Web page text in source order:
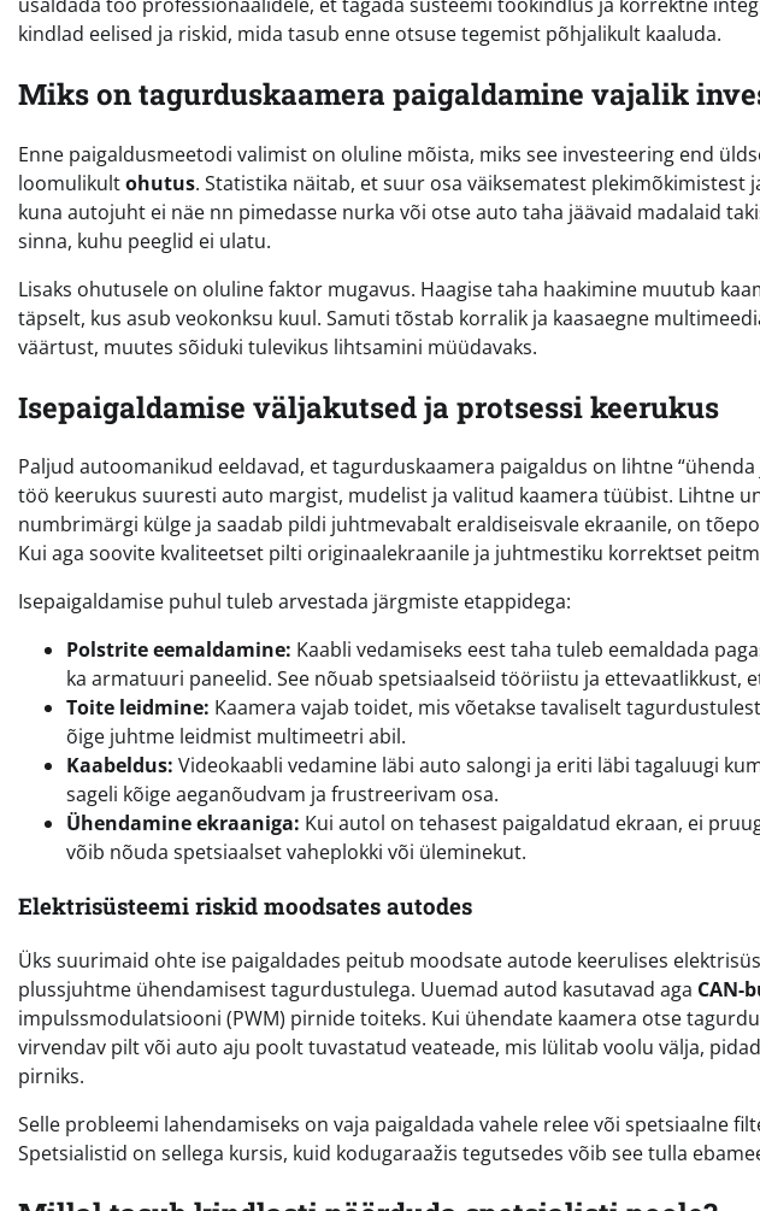
kindlad eelised ja riskid, mida tasub enne otsuse tegemist põhjalikult kaaluda.
Miks on tagurduskaamera paigaldamine vajalik
Enne paigaldusmeetodi valimist on oluline mõista, miks see investeering end
loomulikultohutus. Statistika näitab, et suur osa väiksematest
kuna autojuht ei näe nn pimedasse nurka või otse auto taha jäävaid madalaid
sinna, kuhu peeglid ei ulatu.
Lisaks ohutusele on oluline faktor mugavus. Haagise taha haakimine muutub
täpselt, kus asub veokonksu kuul. Samuti tõstab korralik ja kaasaegne
väärtust, muutes sõiduki tulevikus lihtsamini müüdavaks.
Isepaigaldamise väljakutsed ja protsessi keerukus
Paljud autoomanikud eeldavad, et tagurduskaamera paigaldus on lihtne
töö keerukus suuresti auto margist, mudelist ja valitud kaamera tüübist. Lihtne
numbrimärgi külge ja saadab pildi juhtmevabalt eraldiseisvale ekraanile, on
Kui aga soovite kvaliteetset pilti originaalekraanile ja juhtmestiku korrektset
Isepaigaldamise puhul tuleb arvestada järgmiste etappidega:
Polstrite eemaldamine: Kaabli vedamiseks eest taha tuleb eemaldada
ka armatuuri paneelid. See nõuab spetsiaalseid tööriistu ja ettevaatlikkust,
Toite leidmine: Kaamera vajab toidet, mis võetakse tavaliselt
õige juhtme leidmist multimeetri abil.
Kaabeldus: Videokaabli vedamine läbi auto salongi ja eriti läbi tagaluugi
sageli kõige aeganõudvam ja frustreerivam osa.
Ühendamine ekraaniga: Kui autol on tehasest paigaldatud ekraan, ei
võib nõuda spetsiaalset vaheplokki või üleminekut.
Elektrisüsteemi riskid moodsates autodes
Üks suurimaid ohte ise paigaldades peitub moodsate autode keerulises
plussjuhtme ühendamisest tagurdustulega. Uuemad autod kasutavad aga CAN-
impulssmodulatsiooni (PWM) pirnide toiteks. Kui ühendate kaamera otse
virvendav pilt või auto aju poolt tuvastatud veateade, mis lülitab voolu välja,
pirniks.
Selle probleemi lahendamiseks on vaja paigaldada vahele relee või spetsiaalne
Spetsialistid on sellega kursis, kuid kodugaraažis tegutsedes võib see tulla